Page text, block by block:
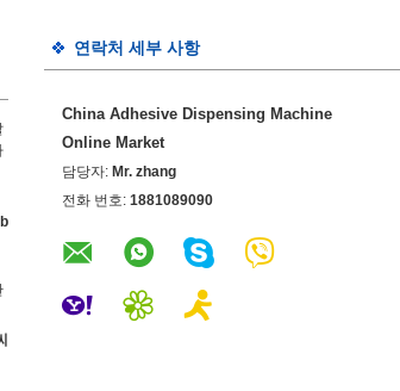
연락처 세부 사항
China Adhesive Dispensing Machine
Online Market
담당자: Mr. zhang
전화 번호: 1881089090